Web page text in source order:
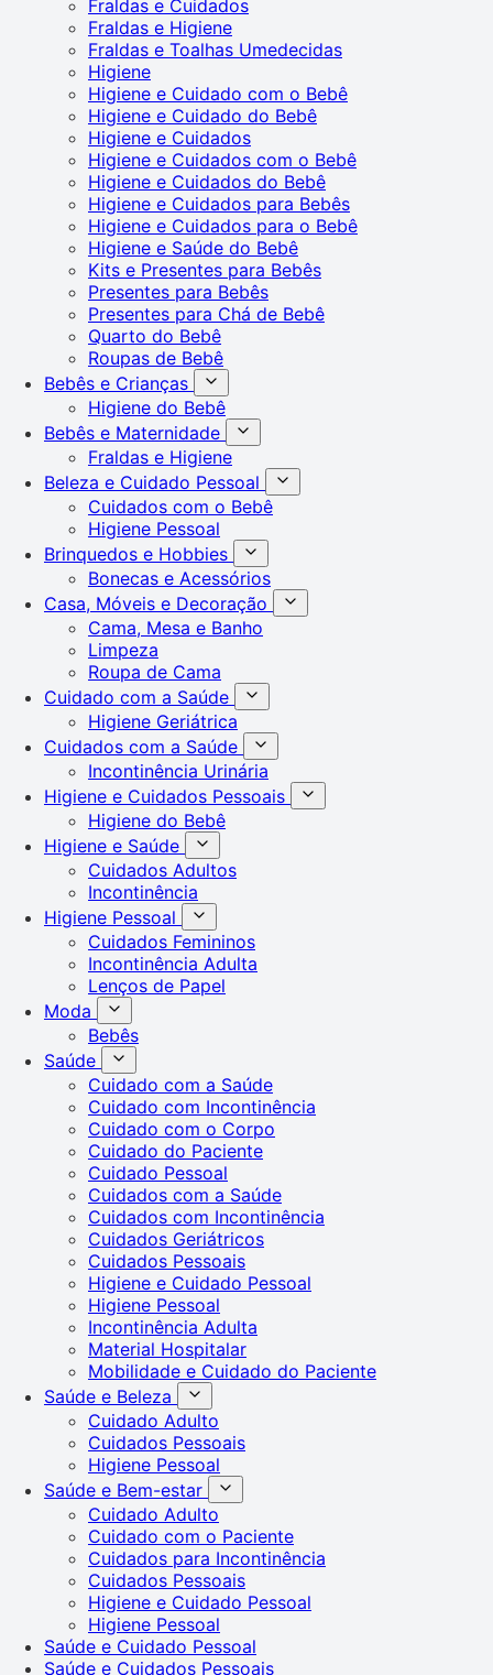
Fraldas e Cuidados
Fraldas e Higiene
Fraldas e Toalhas Umedecidas
Higiene
Higiene e Cuidado com o Bebê
Higiene e Cuidado do Bebê
Higiene e Cuidados
Higiene e Cuidados com o Bebê
Higiene e Cuidados do Bebê
Higiene e Cuidados para Bebês
Higiene e Cuidados para o Bebê
Higiene e Saúde do Bebê
Kits e Presentes para Bebês
Presentes para Bebês
Presentes para Chá de Bebê
Quarto do Bebê
Roupas de Bebê
Bebês e Crianças
Higiene do Bebê
Bebês e Maternidade
Fraldas e Higiene
Beleza e Cuidado Pessoal
Cuidados com o Bebê
Higiene Pessoal
Brinquedos e Hobbies
Bonecas e Acessórios
Casa, Móveis e Decoração
Cama, Mesa e Banho
Limpeza
Roupa de Cama
Cuidado com a Saúde
Higiene Geriátrica
Cuidados com a Saúde
Incontinência Urinária
Higiene e Cuidados Pessoais
Higiene do Bebê
Higiene e Saúde
Cuidados Adultos
Incontinência
Higiene Pessoal
Cuidados Femininos
Incontinência Adulta
Lenços de Papel
Moda
Bebês
Saúde
Cuidado com a Saúde
Cuidado com Incontinência
Cuidado com o Corpo
Cuidado do Paciente
Cuidado Pessoal
Cuidados com a Saúde
Cuidados com Incontinência
Cuidados Geriátricos
Cuidados Pessoais
Higiene e Cuidado Pessoal
Higiene Pessoal
Incontinência Adulta
Material Hospitalar
Mobilidade e Cuidado do Paciente
Saúde e Beleza
Cuidado Adulto
Cuidados Pessoais
Higiene Pessoal
Saúde e Bem-estar
Cuidado Adulto
Cuidado com o Paciente
Cuidados para Incontinência
Cuidados Pessoais
Higiene e Cuidado Pessoal
Higiene Pessoal
Saúde e Cuidado Pessoal
Saúde e Cuidados Pessoais